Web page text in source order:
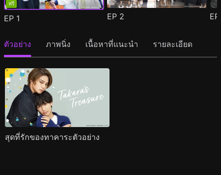
ฟรี
EP 1 EP 2
ตัวอย่าง ภาพนิ่ง เนื้อหาที่แนะนำ รายละเอียด
สุดที่รักของทาคาระตัวอย่าง